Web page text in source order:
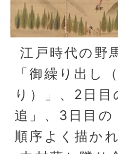
江戸時代の野
「御繰り出し
り）」、2日
追」、3日目
順序よく描か